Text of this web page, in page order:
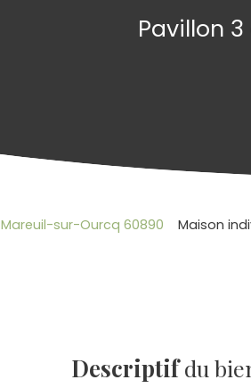
Pavillon
Mareuil-sur-Ourcq 60890 Maison
Descriptifdu